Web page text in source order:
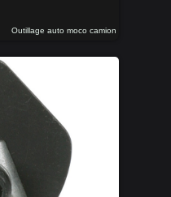
Outillage auto moco camion